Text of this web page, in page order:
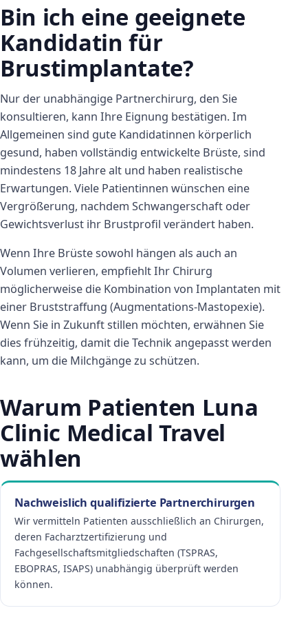
Bin ich eine geeignete
Kandidatin für
Brustimplantate?
Nur der unabhängige Partnerchirurg, den Sie
konsultieren, kann Ihre Eignung bestätigen. Im
Allgemeinen sind gute Kandidatinnen körperlich
gesund, haben vollständig entwickelte Brüste, sind
mindestens 18 Jahre alt und haben realistische
Erwartungen. Viele Patientinnen wünschen eine
Vergrößerung, nachdem Schwangerschaft oder
Gewichtsverlust ihr Brustprofil verändert haben.
Wenn Ihre Brüste sowohl hängen als auch an
Volumen verlieren, empfiehlt Ihr Chirurg
möglicherweise die Kombination von Implantaten mit
einer Bruststraffung (Augmentations-Mastopexie).
Wenn Sie in Zukunft stillen möchten, erwähnen Sie
dies frühzeitig, damit die Technik angepasst werden
kann, um die Milchgänge zu schützen.
Warum Patienten Luna
Clinic Medical Travel
wählen
Nachweislich qualifizierte Partnerchirurgen
Wir vermitteln Patienten ausschließlich an Chirurgen,
deren Facharztzertifizierung und
Fachgesellschaftsmitgliedschaften (TSPRAS,
EBOPRAS, ISAPS) unabhängig überprüft werden
können.